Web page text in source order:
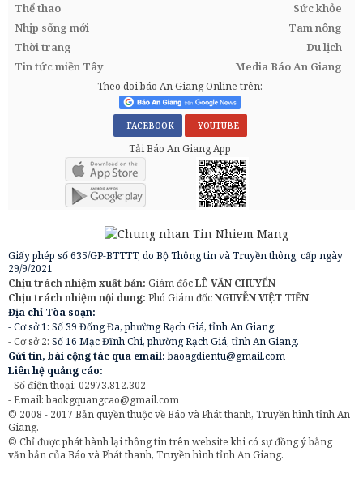
Thể thao
Sức khỏe
Nhịp sống mới
Tam nông
Thời trang
Du lịch
Tin tức miền Tây
Media Báo An Giang
Theo dõi báo An Giang Online trên:
FACEBOOK YOUTUBE
Tải Báo An Giang App
Giấy phép số 635/GP-BTTTT, do Bộ Thông tin và Truyền thông, cấp ngày
29/9/2021
Chịu trách nhiệm xuất bản: Giám đốcLÊ VĂN CHUYỂN
Chịu trách nhiệm nội dung: Phó Giám đốcNGUYỄN VIỆT TIẾN
Địa chỉ Tòa soạn:
- Cơ sở 1: Số 39 Đống Đa, phường Rạch Giá, tỉnh An Giang.
- Cơ sở 2: Số 16 Mạc Đĩnh Chi, phường Rạch Giá, tỉnh An Giang.
Gửi tin, bài cộng tác qua email:baoagdientu@gmail.com
Liên hệ quảng cáo:
- Số điện thoại: 02973.812.302
- Email:baokgquangcao@gmail.com
© 2008 - 2017 Bản quyền thuộc về Báo và Phát thanh, Truyền hình tỉnh An
Giang.
© Chỉ được phát hành lại thông tin trên website khi có sự đồng ý bằng
văn bản của Báo và Phát thanh, Truyền hình tỉnh An Giang.